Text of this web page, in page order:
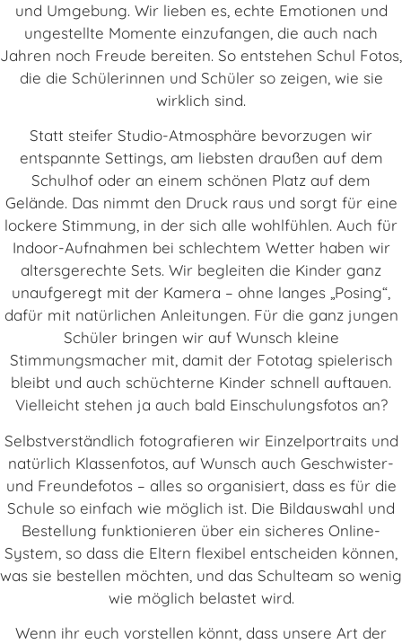
und Umgebung. Wir lieben es, echte Emotionen und
ungestellte Momente einzufangen, die auch nach
Jahren noch Freude bereiten. So entstehen Schul Fotos,
die die Schülerinnen und Schüler so zeigen, wie sie
wirklich sind.
Statt steifer Studio-Atmosphäre bevorzugen wir
entspannte Settings, am liebsten draußen auf dem
Schulhof oder an einem schönen Platz auf dem
Gelände. Das nimmt den Druck raus und sorgt für eine
lockere Stimmung, in der sich alle wohlfühlen. Auch für
Indoor-Aufnahmen bei schlechtem Wetter haben wir
altersgerechte Sets. Wir begleiten die Kinder ganz
unaufgeregt mit der Kamera – ohne langes „Posing“,
dafür mit natürlichen Anleitungen. Für die ganz jungen
Schüler bringen wir auf Wunsch kleine
Stimmungsmacher mit, damit der Fototag spielerisch
bleibt und auch schüchterne Kinder schnell auftauen.
Vielleicht stehen ja auch bald Einschulungsfotos an?
Selbstverständlich fotografieren wir Einzelportraits und
natürlich Klassenfotos, auf Wunsch auch Geschwister-
und Freundefotos – alles so organisiert, dass es für die
Schule so einfach wie möglich ist. Die Bildauswahl und
Bestellung funktionieren über ein sicheres Online-
System, so dass die Eltern flexibel entscheiden können,
was sie bestellen möchten, und das Schulteam so wenig
wie möglich belastet wird.
Wenn ihr euch vorstellen könnt, dass unsere Art der